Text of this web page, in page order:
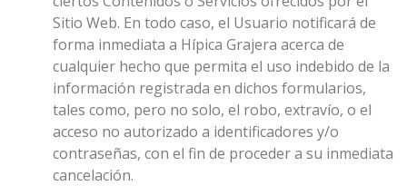
Sitio Web. En todo caso, el Usuario notificará de
forma inmediata a Hípica Grajera acerca de
cualquier hecho que permita el uso indebido de la
información registrada en dichos formularios,
tales como, pero no solo, el robo, extravío, o el
acceso no autorizado a identificadores y/o
contraseñas, con el fin de proceder a su inmediata
cancelación.